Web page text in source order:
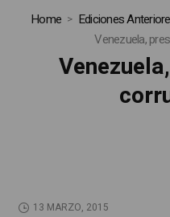
Home Ediciones
Venezuela,
13 MARZO, 2015